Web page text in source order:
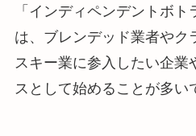
「インディペンデントボト
は、ブレンデッド業者やク
スキー業に参入したい企業
スとして始めることが多い